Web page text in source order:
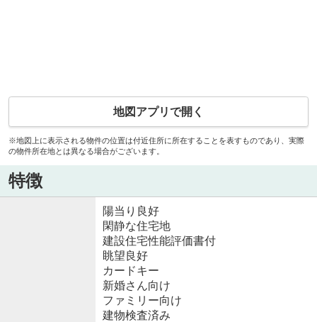
地図アプリで開く
※地図上に表示される物件の位置は付近住所に所在することを表すものであり、実際
の物件所在地とは異なる場合がございます。
特徴
陽当り良好
閑静な住宅地
建設住宅性能評価書付
眺望良好
カードキー
新婚さん向け
ファミリー向け
建物検査済み